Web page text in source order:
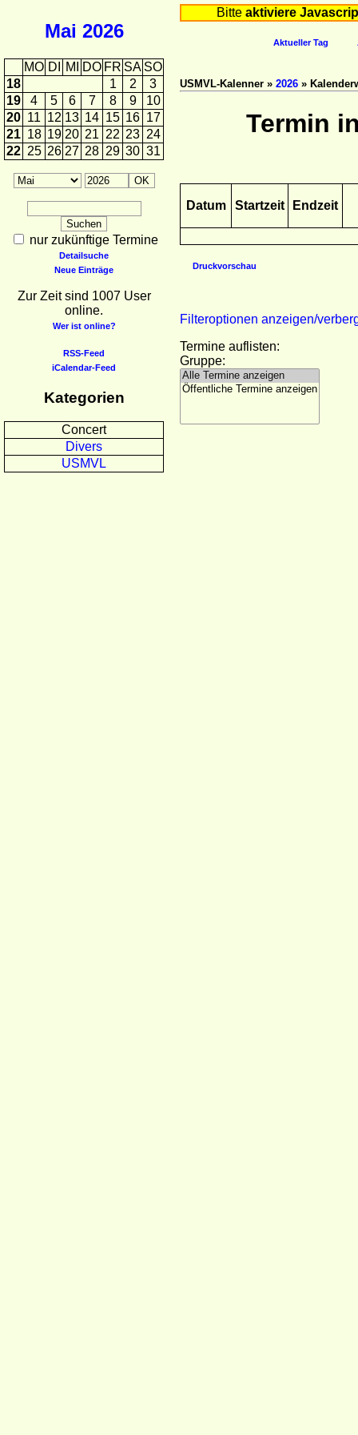
Mai 2026
MO DI MI DO FR SA SO
18
1 2
3
19
4 5 6 7 8 9
10
20 11 12 13 14 15 16 17
21 18 19 20 21 22 23 24
22 25 26 27 28 29 30 31
nur zukünftige Termine
Detailsuche
Neue Einträge
Zur Zeit sind 1007 User
online.
Wer ist online?
RSS-Feed
iCalendar-Feed
Kategorien
Concert
Divers
USMVL
Bitte aktiviere
Aktueller Tag
USMVL-Kalenner » 2026 »
Termin
Datum Startzeit Endzeit
Druckvorschau
Filteroptionen anzeigen/
Termine auflisten:
Gruppe: